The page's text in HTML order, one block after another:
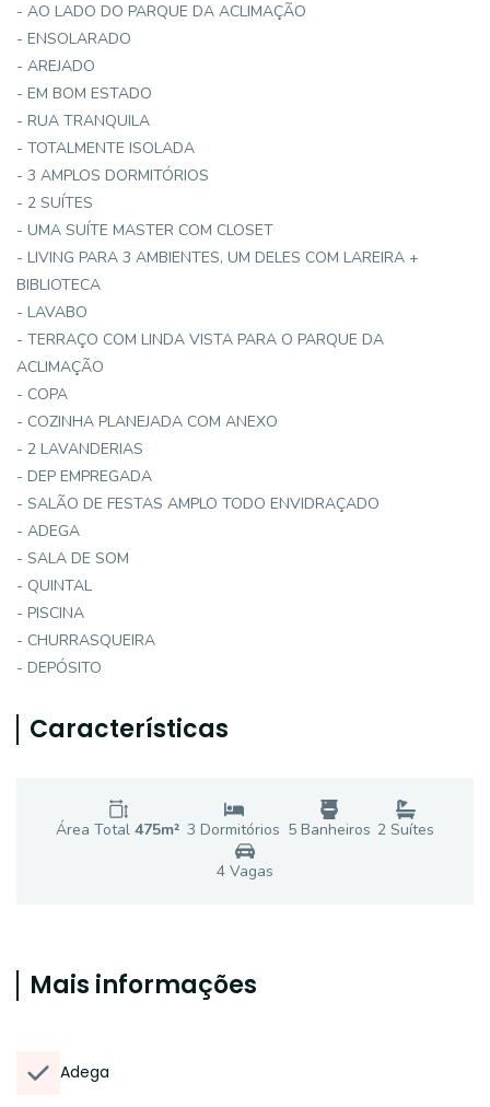
- AO LADO DO PARQUE DA ACLIMAÇÃO
- ENSOLARADO
- AREJADO
- EM BOM ESTADO
- RUA TRANQUILA
- TOTALMENTE ISOLADA
- 3 AMPLOS DORMITÓRIOS
- 2 SUÍTES
- UMA SUÍTE MASTER COM CLOSET
- LIVING PARA 3 AMBIENTES, UM DELES COM LAREIRA +
BIBLIOTECA
- LAVABO
- TERRAÇO COM LINDA VISTA PARA O PARQUE DA
ACLIMAÇÃO
- COPA
- COZINHA PLANEJADA COM ANEXO
- 2 LAVANDERIAS
- DEP EMPREGADA
- SALÃO DE FESTAS AMPLO TODO ENVIDRAÇADO
- ADEGA
- SALA DE SOM
- QUINTAL
- PISCINA
- CHURRASQUEIRA
- DEPÓSITO
Características
Área Total475m² 3 Dormitórios 5Banheiros 2Suítes
4 Vagas
Mais informações
Adega